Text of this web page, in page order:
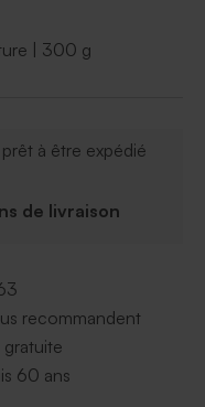
| 300 g
à être expédié
de livraison
recommandent
60 ans